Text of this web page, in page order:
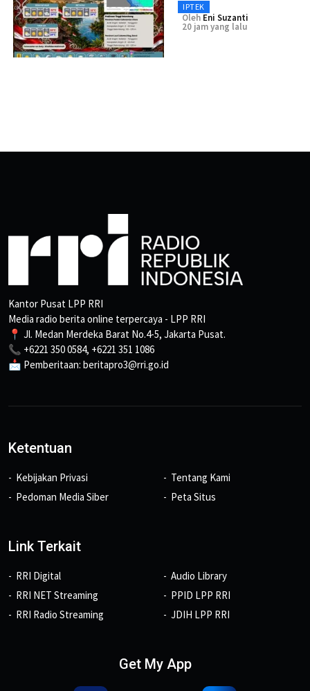
IPTEK
Oleh Eni Suzanti
20 jam yang lalu
Kantor Pusat LPP RRI
Media radio berita online terpercaya - LPP RRI
📍 Jl. Medan Merdeka Barat No.4-5, Jakarta Pusat.
📞 +6221 350 0584, +6221 351 1086
📩 Pemberitaan: beritapro3@rri.go.id
Ketentuan
Kebijakan Privasi
Pedoman Media Siber
Tentang Kami
Peta Situs
Link Terkait
RRI Digital
RRI NET Streaming
RRI Radio Streaming
Audio Library
PPID LPP RRI
JDIH LPP RRI
Get My App